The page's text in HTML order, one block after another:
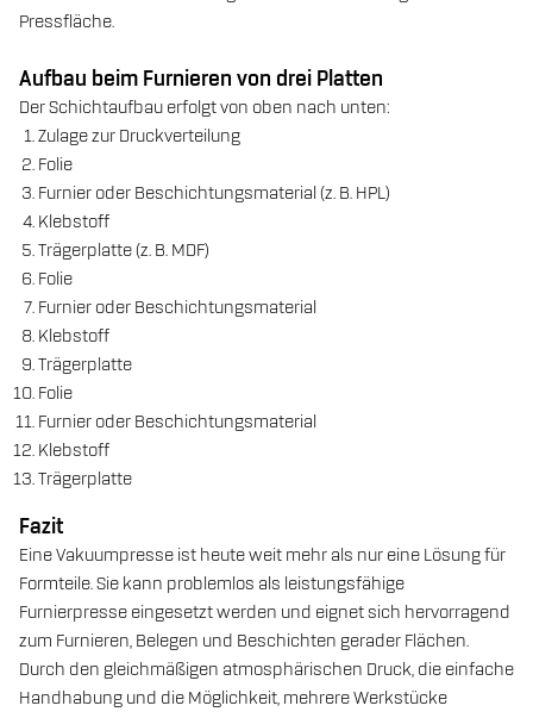
Pressfläche.
Aufbau beim Furnieren von drei Platten
Der Schichtaufbau erfolgt von oben nach unten:
Zulage zur Druckverteilung
Folie
Furnier oder Beschichtungsmaterial (z. B. HPL)
Klebstoff
Trägerplatte (z. B. MDF)
Folie
Furnier oder Beschichtungsmaterial
Klebstoff
Trägerplatte
Folie
Furnier oder Beschichtungsmaterial
Klebstoff
Trägerplatte
Fazit
Eine Vakuumpresse ist heute weit mehr als nur eine Lösung für
Formteile. Sie kann problemlos als leistungsfähige
Furnierpresse eingesetzt werden und eignet sich hervorragend
zum Furnieren, Belegen und Beschichten gerader Flächen.
Durch den gleichmäßigen atmosphärischen Druck, die einfache
Handhabung und die Möglichkeit, mehrere Werkstücke